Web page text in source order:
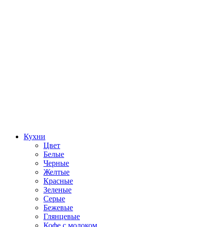
Кухни
Цвет
Белые
Черные
Желтые
Красные
Зеленые
Серые
Бежевые
Глянцевые
Кофе с молоком